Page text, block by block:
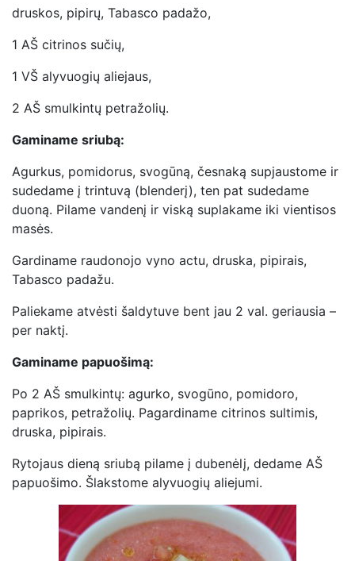
druskos, pipirų, Tabasco padažo,
1 AŠ citrinos sučių,
1 VŠ alyvuogių aliejaus,
2 AŠ smulkintų petražolių.
Gaminame sriubą:
Agurkus, pomidorus, svogūną, česnaką supjaustome ir
sudedame į trintuvą (blenderį), ten pat sudedame
duoną. Pilame vandenį ir viską suplakame iki vientisos
masės.
Gardiname raudonojo vyno actu, druska, pipirais,
Tabasco padažu.
Paliekame atvėsti šaldytuve bent jau 2 val. geriausia –
per naktį.
Gaminame papuošimą:
Po 2 AŠ smulkintų: agurko, svogūno, pomidoro,
paprikos, petražolių. Pagardiname citrinos sultimis,
druska, pipirais.
Rytojaus dieną sriubą pilame į dubenėlį, dedame AŠ
papuošimo. Šlakstome alyvuogių aliejumi.